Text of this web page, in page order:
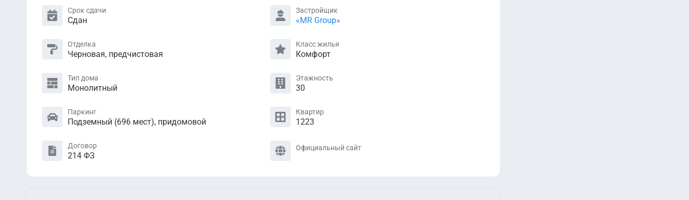
Срок сдачи
Сдан
Застройщик
«MR Group»
Отделка
Черновая, предчистовая
Класс жилья
Комфорт
Тип дома
Монолитный
Этажность
30
Паркинг
Подземный (696 мест), придомовой
Квартир
1223
Договор
214 ФЗ
Официальный сайт